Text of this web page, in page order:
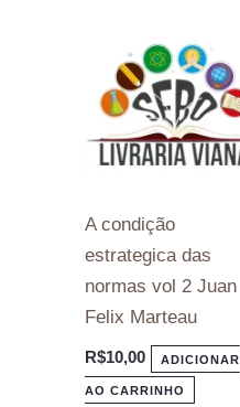
A condição
estrategica das
normas vol 2 Juan
Felix Marteau
R$10,00 ADICIONAR
AO CARRINHO